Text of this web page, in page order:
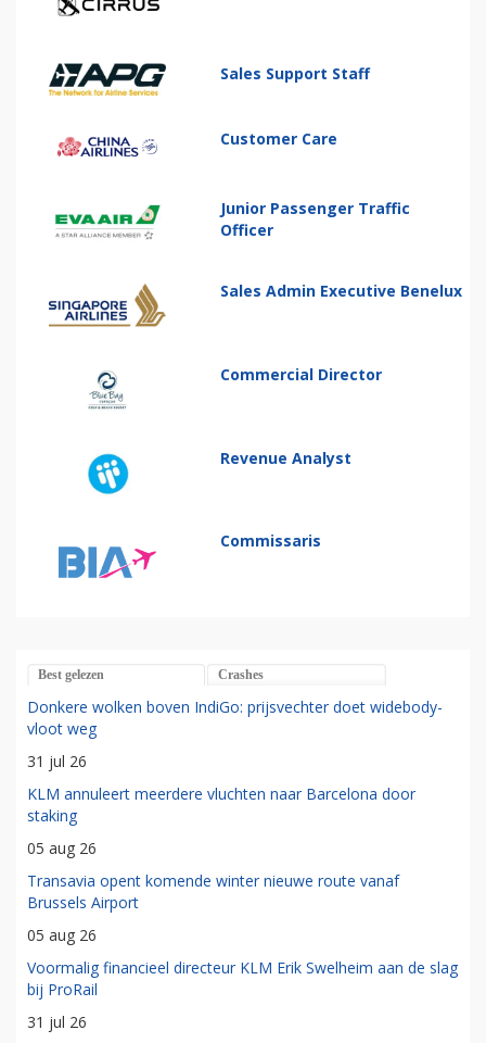
Sales Support Staff
Customer Care
Junior Passenger Traffic
Officer
Sales Admin Executive Benelux
Commercial Director
Revenue Analyst
Commissaris
Best gelezen Crashes
Donkere wolken boven IndiGo: prijsvechter doet widebody-
vloot weg
31 jul 26
KLM annuleert meerdere vluchten naar Barcelona door
staking
05 aug 26
Transavia opent komende winter nieuwe route vanaf
Brussels Airport
05 aug 26
Voormalig financieel directeur KLM Erik Swelheim aan de slag
bij ProRail
31 jul 26